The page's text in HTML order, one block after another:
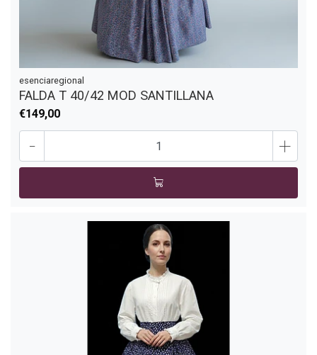
esenciaregional
FALDA T 40/42 MOD SANTILLANA
€149,00
- +